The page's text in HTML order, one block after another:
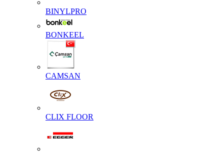
BINYLPRO
BONKEEL
CAMSAN
CLIX FLOOR